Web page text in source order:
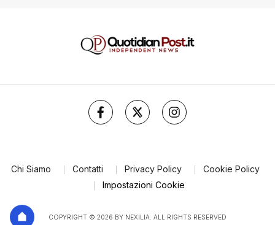
Chi Siamo Contatti Privacy Policy
Cookie Policy
Impostazioni Cookie
COPYRIGHT © 2026 BY NEXILIA. ALL RIGHTS RESERVED